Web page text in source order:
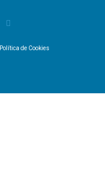
Política de Cookies